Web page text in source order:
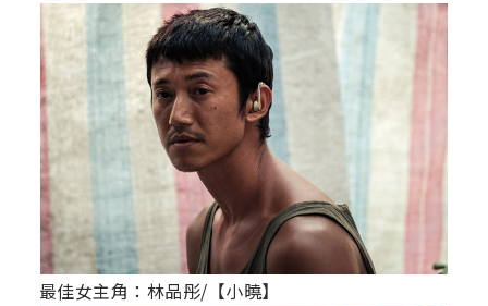
最佳女主角：林品彤/【小曉】